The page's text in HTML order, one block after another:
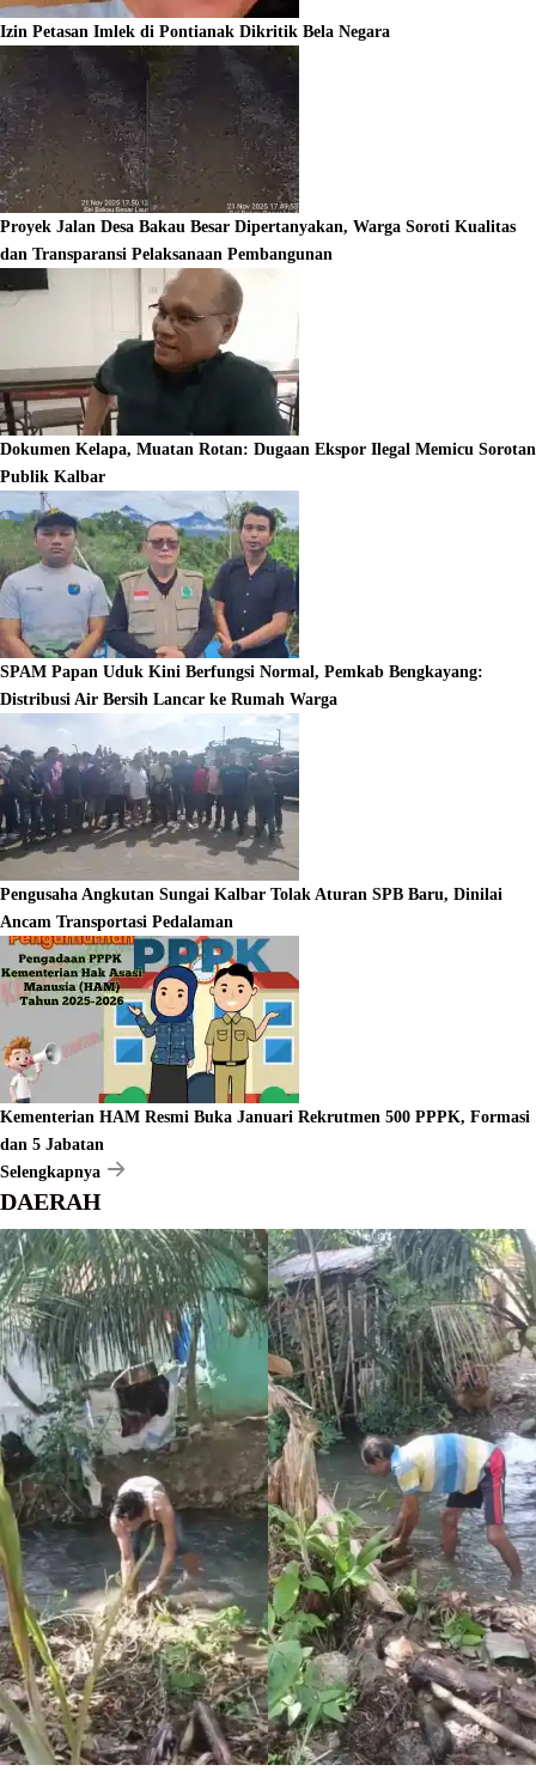
Izin Petasan Imlek di Pontianak Dikritik Bela Negara
Proyek Jalan Desa Bakau Besar Dipertanyakan, Warga Soroti Kualitas
dan Transparansi Pelaksanaan Pembangunan
Dokumen Kelapa, Muatan Rotan: Dugaan Ekspor Ilegal Memicu Sorotan
Publik Kalbar
SPAM Papan Uduk Kini Berfungsi Normal, Pemkab Bengkayang:
Distribusi Air Bersih Lancar ke Rumah Warga
Pengusaha Angkutan Sungai Kalbar Tolak Aturan SPB Baru, Dinilai
Ancam Transportasi Pedalaman
Kementerian HAM Resmi Buka Januari Rekrutmen 500 PPPK, Formasi
dan 5 Jabatan
Selengkapnya
DAERAH